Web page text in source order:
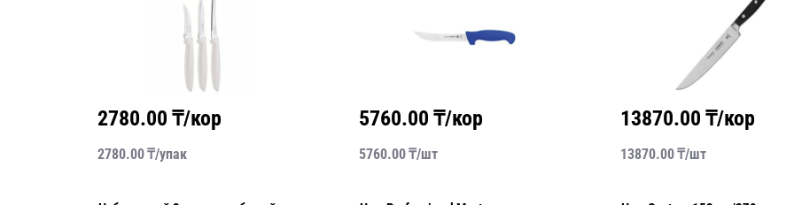
2780.00 ₸/кор
2780.00₸/упак
5760.00 ₸/кор
5760.00₸/шт
13870.00 ₸/кор
13870.00₸/шт